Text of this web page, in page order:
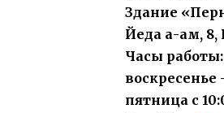
Здание
Йеда а-ам, 8,
Часы работы:
воскресенье
пятница с